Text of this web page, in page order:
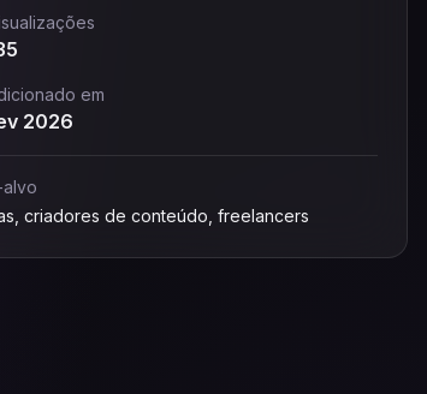
em
2026
criadores de conteúdo, freelancers